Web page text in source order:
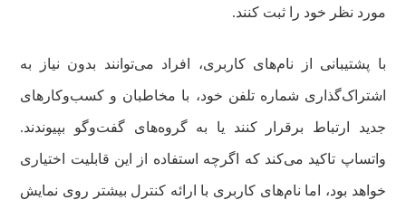
مورد نظر خود را ثبت کنند.
با پشتیبانی از نام‌های کاربری، افراد می‌توانند بدون نیاز به
اشتراک‌گذاری شماره تلفن خود، با مخاطبان و کسب‌وکارهای
جدید ارتباط برقرار کنند یا به گروه‌های گفت‌وگو بپیوندند.
واتساپ تاکید می‌کند که اگرچه استفاده از این قابلیت اختیاری
خواهد بود، اما نام‌های کاربری با ارائه کنترل بیشتر روی نمایش